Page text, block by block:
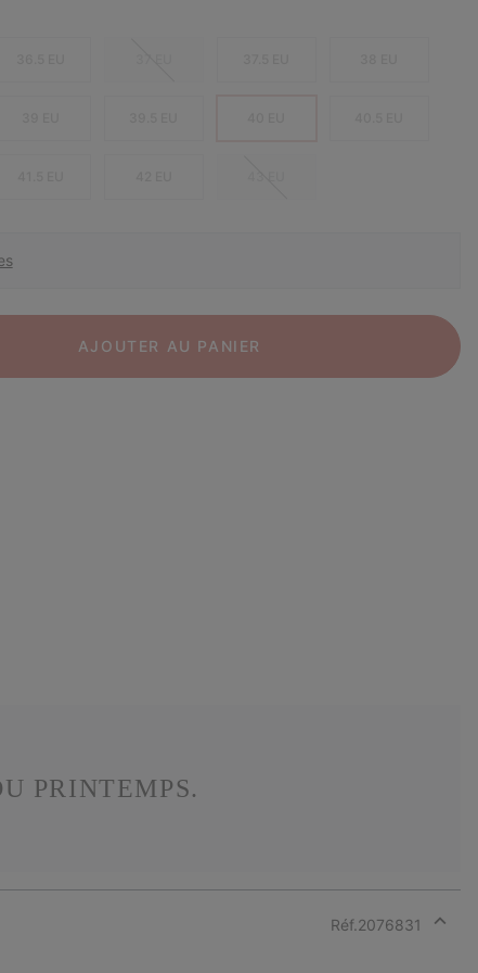
AJOUTER AU PANIER
PRINTEMPS.
Réf. 2076831